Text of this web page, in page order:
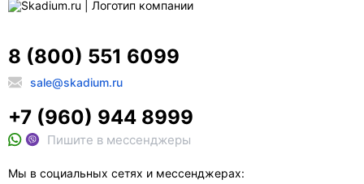
8 (800) 551 6099
sale@skadium.ru
+7 (960) 944 8999
Пишите в мессенджеры
Мы в социальных сетях и мессенджерах: